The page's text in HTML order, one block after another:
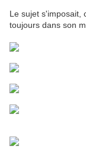
Le sujet s'imposait,
toujours dans son